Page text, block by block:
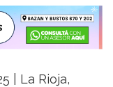
| La Rioja,